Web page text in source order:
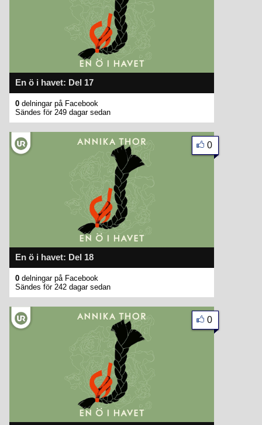
En ö i havet: Del 17
0 delningar på Facebook
Sändes för 249 dagar sedan
En ö i havet: Del 18
0
0 delningar på Facebook
Sändes för 242 dagar sedan
0